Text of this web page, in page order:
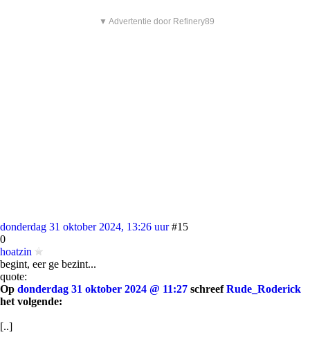
▼ Advertentie door Refinery89
donderdag 31 oktober 2024, 13:26 uur #15
0
hoatzin
begint, eer ge bezint...
quote:
Op donderdag 31 oktober 2024 @ 11:27 schreefRude_Roderick
het volgende:
[..]